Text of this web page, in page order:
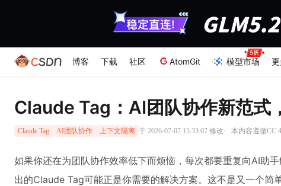
博客 下载 社区 AtomGit 模型市场
Claude Tag：AI团队协作新范式
Claude Tag AI团队协作 上下文隔离 于 2026-07-07 15:33:07 修改· 本内容遵循CC
如果你还在为团队协作效率低下而烦恼，每次都要重复向AI助
出的Claude Tag可能正是你需要的解决方案。这不是又一个